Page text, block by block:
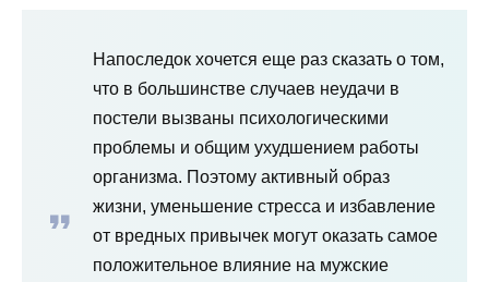
Напоследок хочется еще раз сказать о том,
что в большинстве случаев неудачи в
постели вызваны психологическими
проблемы и общим ухудшением работы
организма. Поэтому активный образ
жизни, уменьшение стресса и избавление
от вредных привычек могут оказать самое
положительное влияние на мужские